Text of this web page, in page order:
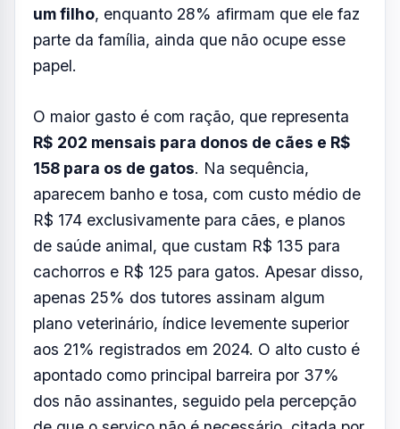
apenas 25% dos tutores assinam algum
plano veterinário, índice levemente superior
aos 21% registrados em 2024. O alto custo é
dos não assinantes, seguido pela percepção
de que o serviço não é necessário, citada por
29%.
O estudo também aponta mudanças no
comportamento de compra. As
megapetshops perderam espaço para lojas
de bairro, com 36% dos tutores de cães e
30% dos de gatos optando por
estabelecimentos mais próximos de casa.
O comércio eletrônico ainda tem baixa
adesão:
apenas 7% dos donos de cães e